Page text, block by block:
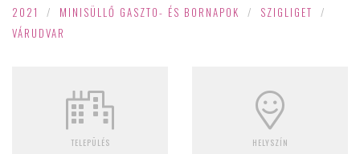
2021 / MINISÜLLŐ GASZTO- ÉS BORNAPOK / SZIGLIGET
/
VÁRUDVAR
TELEPÜLÉS HELYSZÍN